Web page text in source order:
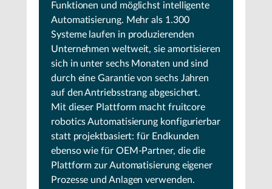
Funktionen und möglichst intelligente
Automatisierung. Mehr als 1.300
Systeme laufen in produzierenden
Unternehmen weltweit, sie amortisieren
sich in unter sechs Monaten und sind
durch eine Garantie von sechs Jahren
auf den Antriebsstrang abgesichert.
Mit dieser Plattform macht fruitcore
robotics Automatisierung konfigurierbar
statt projektbasiert: für Endkunden
ebenso wie für OEM-Partner, die die
Plattform zur Automatisierung eigener
Prozesse und Anlagen verwenden.